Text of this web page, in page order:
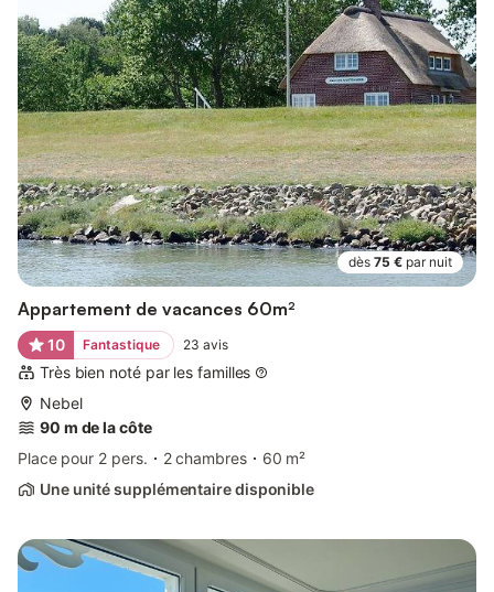
dès 75 € par nuit
Appartement de vacances 60m²
10 Fantastique 23 avis
Très bien noté par les familles
Nebel
90 m de la côte
Place pour 2 pers.
2 chambres
60 m²
Une unité supplémentaire disponible